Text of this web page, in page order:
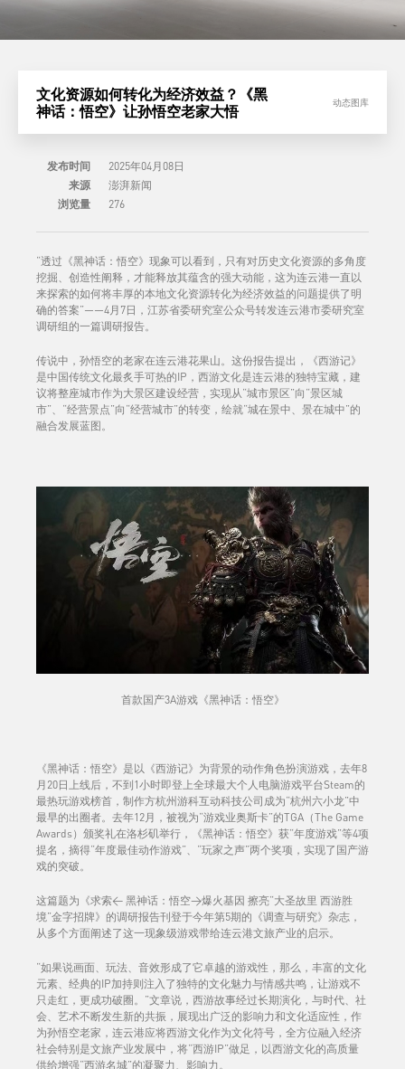
文化资源如何转化为经济效益？《黑
神话：悟空》让孙悟空老家大悟
动态图库
发布时间
2025年04月08日
来源
澎湃新闻
浏览量
276
“透过《黑神话：悟空》现象可以看到，只有对历史文化资源的多角度
挖掘、创造性阐释，才能释放其蕴含的强大动能，这为连云港一直以
来探索的如何将丰厚的本地文化资源转化为经济效益的问题提供了明
确的答案”——4月7日，江苏省委研究室公众号转发连云港市委研究室
调研组的一篇调研报告。
传说中，孙悟空的老家在连云港花果山。这份报告提出，《西游记》
是中国传统文化最炙手可热的IP，西游文化是连云港的独特宝藏，建
议将整座城市作为大景区建设经营，实现从“城市景区”向“景区城
市”、“经营景点”向“经营城市”的转变，绘就“城在景中、景在城中”的
融合发展蓝图。
首款国产3A游戏《黑神话：悟空》
《黑神话：悟空》是以《西游记》为背景的动作角色扮演游戏，去年8
月20日上线后，不到1小时即登上全球最大个人电脑游戏平台Steam的
最热玩游戏榜首，制作方杭州游科互动科技公司成为“杭州六小龙”中
最早的出圈者。去年12月，被视为“游戏业奥斯卡”的TGA（The Game
Awards）颁奖礼在洛杉矶举行，《黑神话：悟空》获“年度游戏”等4项
提名，摘得“年度最佳动作游戏”、“玩家之声”两个奖项，实现了国产游
戏的突破。
这篇题为《求索< 黑神话：悟空>爆火基因 擦亮“大圣故里 西游胜
境”金字招牌》的调研报告刊登于今年第5期的《调查与研究》杂志，
从多个方面阐述了这一现象级游戏带给连云港文旅产业的启示。
“如果说画面、玩法、音效形成了它卓越的游戏性，那么，丰富的文化
元素、经典的IP加持则注入了独特的文化魅力与情感共鸣，让游戏不
只走红，更成功破圈。”文章说，西游故事经过长期演化，与时代、社
会、艺术不断发生新的共振，展现出广泛的影响力和文化适应性，作
为孙悟空老家，连云港应将西游文化作为文化符号，全方位融入经济
社会特别是文旅产业发展中，将“西游IP”做足，以西游文化的高质量
供给增强“西游名城”的凝聚力、影响力。